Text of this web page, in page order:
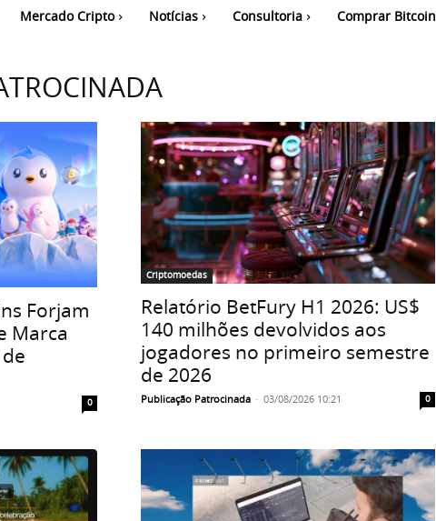
Mercado Cripto Notícias Consultoria Comprar Bitcoin
Forjam
Marca
0
Criptomoedas
Relatório BetFury H1 2026: US$
140 milhões devolvidos aos
jogadores no primeiro semestre
de 2026
Publicação Patrocinada - 03/08/2026 10:21 0